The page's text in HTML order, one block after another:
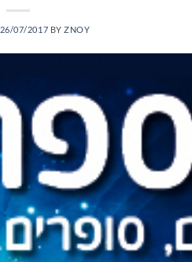
26/07/2017 BYZNOY